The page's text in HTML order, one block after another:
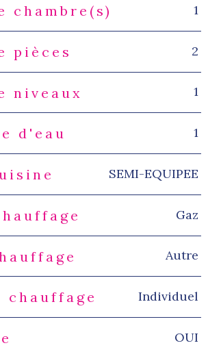
chambre(s) 1
pièces 2
niveaux 1
d'eau 1
SEMI-EQUIPEE
Gaz
Autre
chauffage Individuel
OUI